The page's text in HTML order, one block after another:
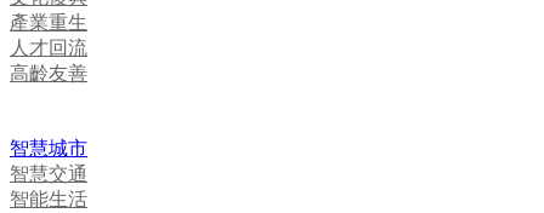
產業重生
人才回流
高齡友善
智慧城市
智慧交通
智能生活